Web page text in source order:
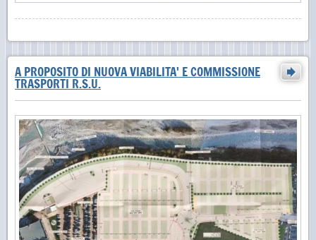
A PROPOSITO DI NUOVA VIABILITA' E COMMISSIONE
TRASPORTI R.S.U.